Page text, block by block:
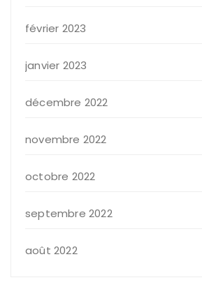
février 2023
janvier 2023
décembre 2022
novembre 2022
octobre 2022
septembre 2022
août 2022